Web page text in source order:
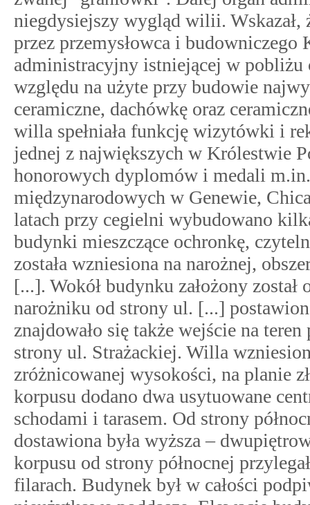
niegdysiejszy wygląd wilii. Wskazał,
przez przemysłowca i
administracyjny istniejącej w pobliżu
względu na użyte przy budowie
ceramiczne, dachówkę oraz
willa spełniała funkcję wizytówki i
jednej z największych w Królestwie
honorowych dyplomów i medali
międzynarodowych w Genewie,
latach przy cegielni wybudowano
budynki mieszczące ochronkę,
została wzniesiona na narożnej,
[...]. Wokół budynku założony
narożniku od strony ul. [...]
znajdowało się także wejście na
strony ul. Strażackiej. Willa
zróżnicowanej wysokości, na planie
korpusu dodano dwa usytuowane
schodami i tarasem. Od strony
dostawiona była wyższa –
korpusu od strony północnej
filarach. Budynek był w całości